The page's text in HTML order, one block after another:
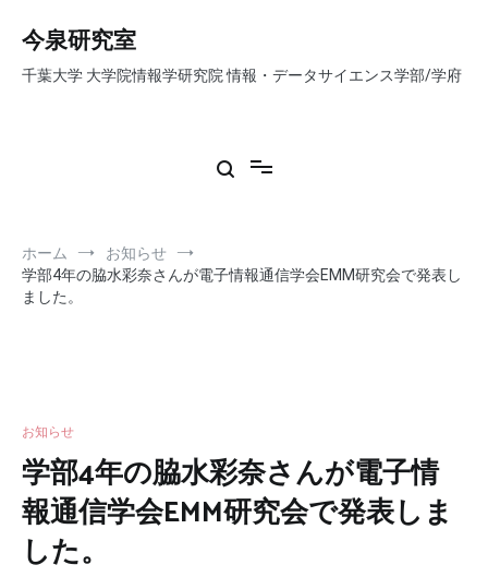
今泉研究室
千葉大学 大学院情報学研究院 情報・データサイエンス学部/学府
ホーム
お知らせ
学部4年の脇水彩奈さんが電子情報通信学会EMM研究会で発表し
ました。
お知らせ
学部4年の脇水彩奈さんが電子情
報通信学会EMM研究会で発表しま
した。